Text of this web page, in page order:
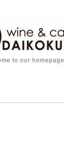
to our homepage